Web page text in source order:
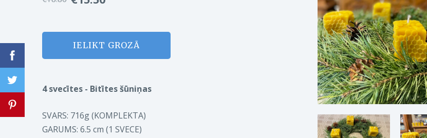
IELIKT GROZĀ
4 svecītes - Bitītes šūniņas
SVARS: 716g (KOMPLEKTA)
GARUMS: 6.5 cm (1 SVECE)